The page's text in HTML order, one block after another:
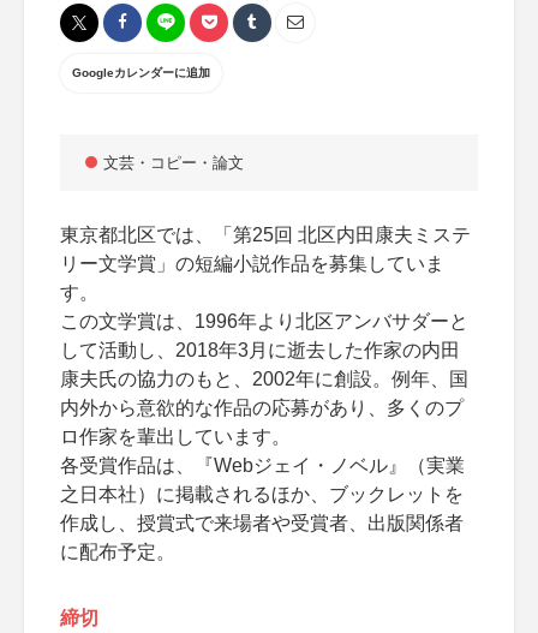
Googleカレンダーに追加
文芸・コピー・論文
東京都北区では、「第25回 北区内田康夫ミステ
リー文学賞」の短編小説作品を募集していま
す。
この文学賞は、1996年より北区アンバサダーと
して活動し、2018年3月に逝去した作家の内田
康夫氏の協力のもと、2002年に創設。例年、国
内外から意欲的な作品の応募があり、多くのプ
ロ作家を輩出しています。
各受賞作品は、『Webジェイ・ノベル』（実業
之日本社）に掲載されるほか、ブックレットを
作成し、授賞式で来場者や受賞者、出版関係者
に配布予定。
締切